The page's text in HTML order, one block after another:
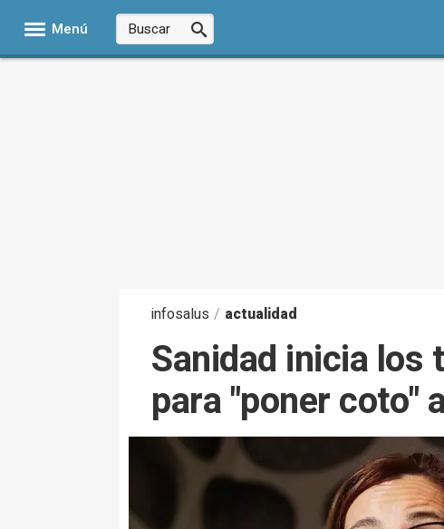
Menú
infosalus / actualidad
Sanidad inicia los
para "poner coto"